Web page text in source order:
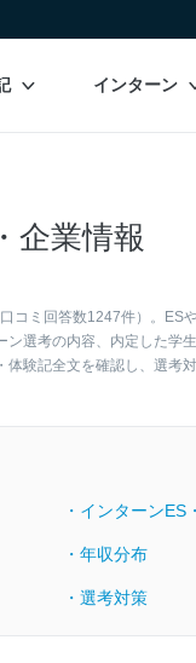
インターン
企業情報
コミ回答数1247件）。ES
選考の内容、内定した学
験記全文を確認し、選考
・インターンES
・年収分布
・選考対策